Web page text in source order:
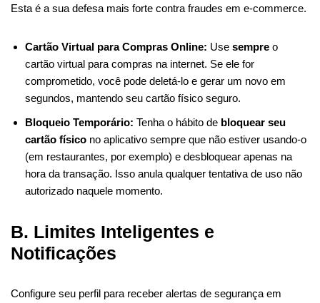
Esta é a sua defesa mais forte contra fraudes em e-commerce.
Cartão Virtual para Compras Online: Use sempre o
cartão virtual para compras na internet. Se ele for
comprometido, você pode deletá-lo e gerar um novo em
segundos, mantendo seu cartão físico seguro.
Bloqueio Temporário: Tenha o hábito de bloquear seu
cartão físico no aplicativo sempre que não estiver usando-o
(em restaurantes, por exemplo) e desbloquear apenas na
hora da transação. Isso anula qualquer tentativa de uso não
autorizado naquele momento.
B. Limites Inteligentes e
Notificações
Configure seu perfil para receber alertas de segurança em